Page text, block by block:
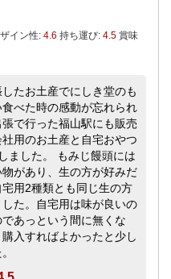
イン性: 4.6 持ち運び: 4.5 賞味
たお土産でにしき堂のも
べた時の感動が忘れられ
で行った福山駅にも販売
用のお土産と自宅おやつ
ました。 もみじ饅頭には
があり、生の方が好みだ
用2種類とも同じ生の方
た。自宅用は味が良いの
あっという間に無くな
入すればよかったと少し